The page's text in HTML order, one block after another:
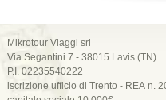
Mikrotour Viaggi srl
Via Segantini 7 - 38015 Lavis (TN)
P.I. 02235540222
iscrizione ufficio di Trento - REA n.